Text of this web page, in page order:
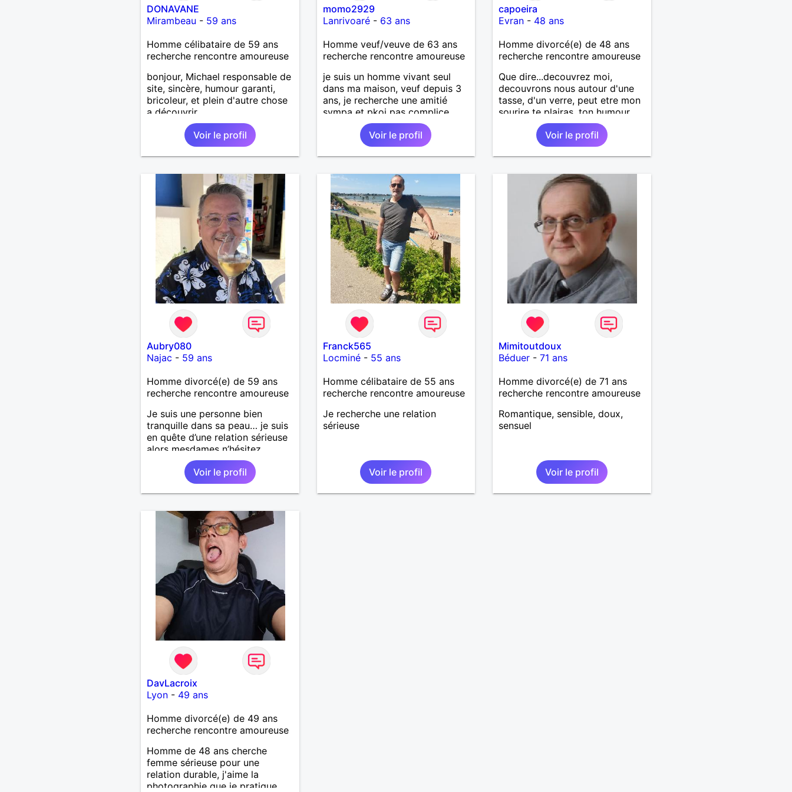
DONAVANE
Mirambeau - 59 ans
Homme célibataire de 59 ans
recherche rencontre amoureuse
bonjour, Michael responsable de
site, sincère, humour garanti,
bricoleur, et plein d'autre chose
a découvrir
Voir le profil
momo2929
Lanrivoaré- 63 ans
Homme veuf/veuve de 63 ans
recherche rencontre amoureuse
je suis un homme vivant seul
dans ma maison, veuf depuis 3
ans, je recherche une amitié
sympa et pkoi pas complice
avec femme de la cinquantaine
à soixantaine passée . Aimerais
la sentir coquinette, pour se
faire des bisous et qui sait se
Voir le profil
capoeira
Evran - 48 ans
Homme divorcé(e) de 48 ans
recherche rencontre amoureuse
Que dire...decouvrez moi,
decouvrons nous autour d'une
tasse, d'un verre, peut etre mon
sourire te plairas, ton humour
me fera pouffer.. en tout cas on
a tout a gagner.Voir le profil
Aubry080
Najac - 59 ans
Homme divorcé(e) de 59 ans
recherche rencontre amoureuse
Je suis une personne bien
tranquille dans sa peau… je suis
en quête d’une relation sérieuse
alors mesdames n’hésitez
surtout pas ! Au plaisir de vous
Voir le profil
Franck565
Locminé- 55 ans
Homme célibataire de 55 ans
recherche rencontre amoureuse
Je recherche une relation
sérieuse
Voir le profil
Mimitoutdoux
Béduer -71 ans
Homme divorcé(e) de 71 ans
recherche rencontre amoureuse
Romantique, sensible, doux,
sensuel
Voir le profil
DavLacroix
Lyon- 49 ans
Homme divorcé(e) de 49 ans
recherche rencontre amoureuse
Homme de 48 ans cherche
femme sérieuse pour une
relation durable, j'aime la
photographie que je pratique,